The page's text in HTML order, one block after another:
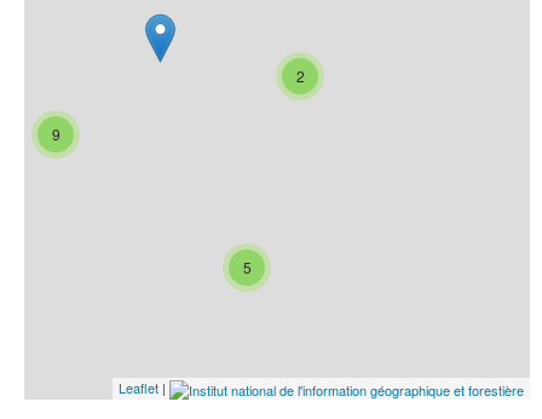
5
2
9
Leaflet |